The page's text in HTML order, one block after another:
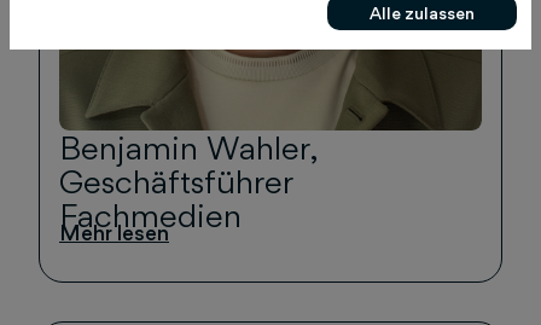
Benjamin Wahler,
Geschäftsführer
Fachmedien
Mehr lesen
Alle zulassen